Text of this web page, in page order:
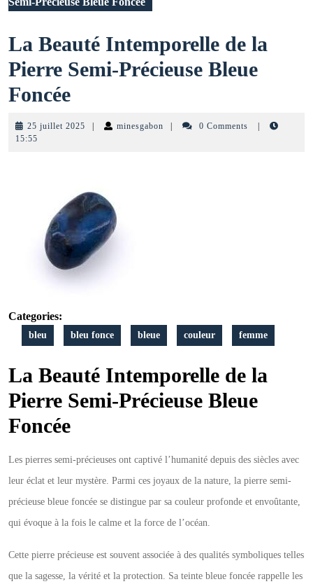
La Beauté Intemporelle de la
Pierre Semi-Précieuse Bleue
FoncéeLa
Beauté
la
Pierre
Semi-
Précieuse
Foncée
25 juillet 2025 25
minesgabon minesgabon0 Comments
15:55
Categories:
bleu bleu fonce bleue couleur femme
La Beauté Intemporelle de la
Pierre Semi-Précieuse Bleue
Foncée
Les pierres semi-précieuses ont captivé l’humanité depuis des siècles avec
leur éclat et leur mystère. Parmi ces joyaux de la nature, la pierre semi-
précieuse bleue foncée se distingue par sa couleur profonde et envoûtante,
qui évoque à la fois le calme et la force de l’océan.
Cette pierre précieuse est souvent associée à des qualités symboliques telles
que la sagesse, la vérité et la protection. Sa teinte bleue foncée rappelle les